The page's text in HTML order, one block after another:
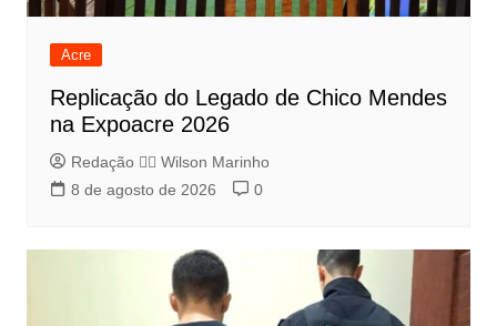
Acre
Replicação do Legado de Chico Mendes
na Expoacre 2026
Redação 👨‍⚖️​ Wilson Marinho
8 de agosto de 2026
0